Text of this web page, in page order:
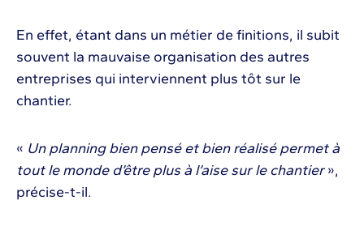
En effet, étant dans un métier de finitions, il subit
souvent la mauvaise organisation des autres
entreprises qui interviennent plus tôt sur le
chantier.
« Un planning bien pensé et bien réalisé permet à
tout le monde d’être plus à l’aise sur le chantier»,
précise-t-il.